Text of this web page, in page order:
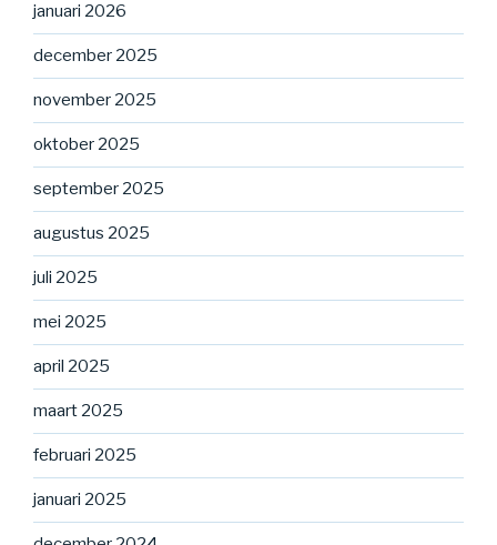
januari 2026
december 2025
november 2025
oktober 2025
september 2025
augustus 2025
juli 2025
mei 2025
april 2025
maart 2025
februari 2025
januari 2025